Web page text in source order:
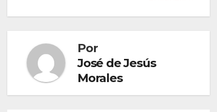
Por
José de Jesús
Morales